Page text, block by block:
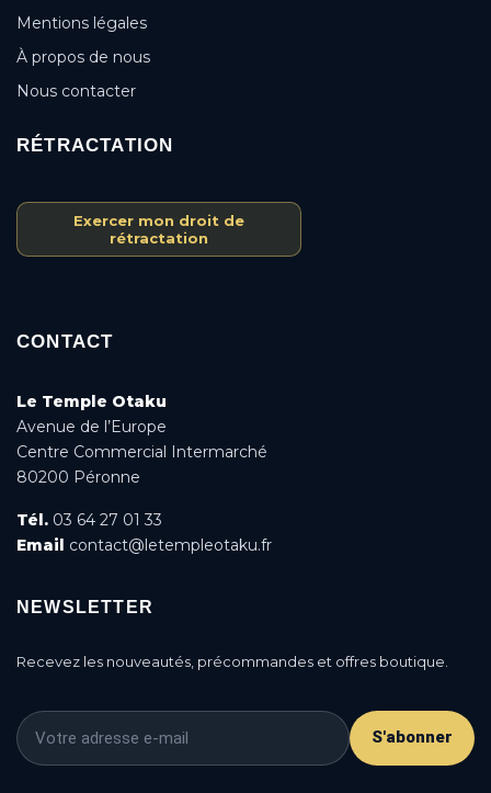
Mentions légales
À propos de nous
Nous contacter
RÉTRACTATION
Exercer mon droit de
rétractation
CONTACT
Le Temple Otaku
Avenue de l’Europe
Centre Commercial Intermarché
80200 Péronne
Tél. 03 64 27 01 33
Email contact@letempleotaku.fr
NEWSLETTER
Recevez les nouveautés, précommandes et offres boutique.
S'abonner